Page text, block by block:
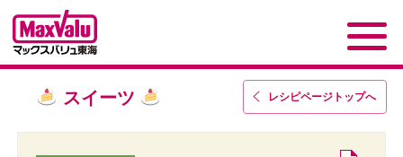
レシピページトップへ
スイーツ